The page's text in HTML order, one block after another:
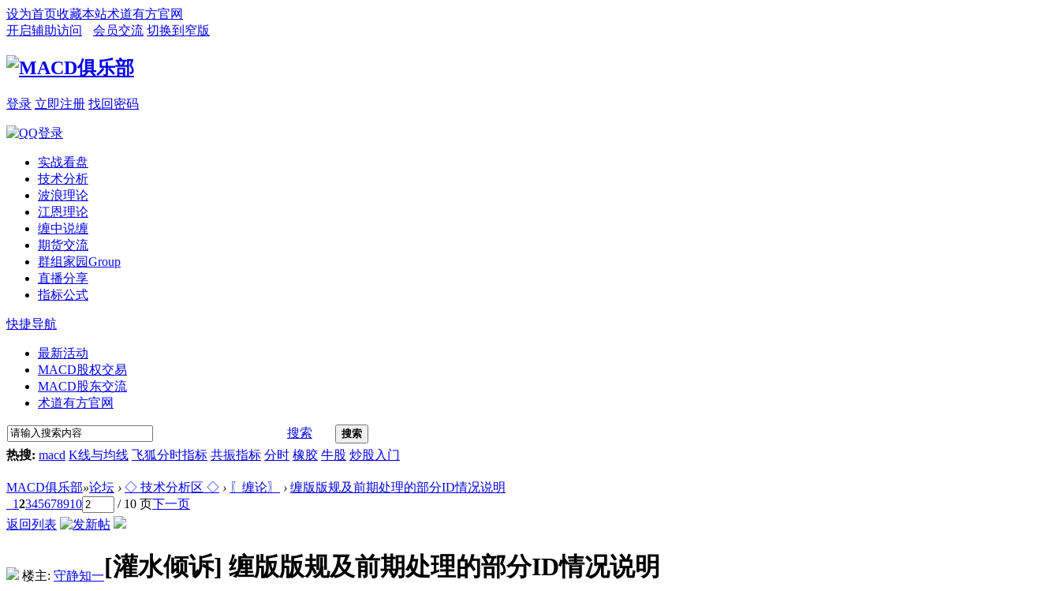
设为首页收藏本站术道有方官网
开启辅助访问
会员交流 切换到窄版
登录 立即注册 找回密码
实战看盘
技术分析
波浪理论
江恩理论
缠中说缠
期货交流
群组家园Group
直播分享
指标公式
快捷导航
最新活动
MACD股权交易
MACD股东交流
术道有方官网
搜索 搜索
热搜: macd K线与均线 飞狐分时指标 共振指标 分时 橡胶 牛股 炒股入门
MACD俱乐部»论坛 › ◇ 技术分析区 ◇ › 〖缠论〗 › 缠版版规及前期处理的部分ID情况说明
12345678910 / 10 页下一页
返回列表
楼主: 守静知一[灌水倾诉] 缠版版规及前期处理的部分ID情况说明